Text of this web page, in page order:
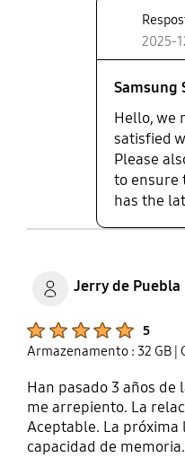
2025-
Samsung
Hello, we
satisfied
Please
to ensure
has the
Jerry de Puebla
5
Armazenamento : 32 GB
Han pasado 3 años
me arrepiento. La
Aceptable. La próxima
capacidad de memoria.